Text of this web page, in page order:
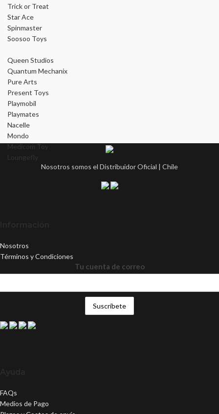
Trick or Treat
Star Ace
Spinmaster
Soosoo Toys
Queen Studios
Quantum Mechanix
Pure Arts
Present Toys
Playmobil
Playmates
Nacelle
Mondo
Medicom Toy
Loungefly
Nosotros somos el Distribuidor Oficial | Chile
Nosotros
Términos y Condiciones
Tu cuenta de correo
FAQs
Medios de Pago